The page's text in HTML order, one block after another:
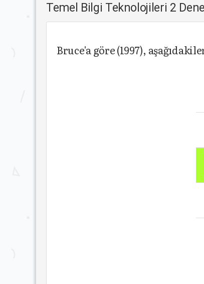
Temel Bilgi Teknolojileri 2
Bruce'a göre (1997),